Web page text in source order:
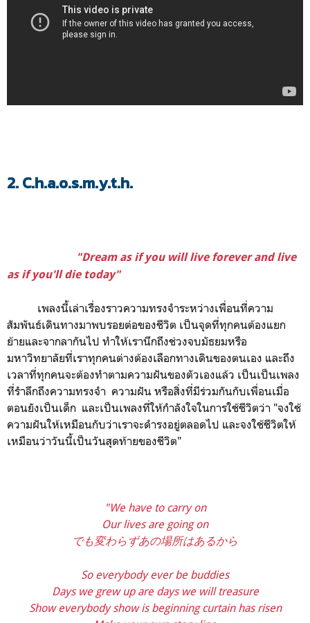
2. C.h.a.o.s.m.y.t.h.
"Dream as if you will live forever and live
as if you'll die today"
เพลงนี้เล่าเรื่องราวความทรงจำระหว่างเพื่อนที่ความ
สัมพันธ์เดินทางมาพบรอยต่อของชีวิต เป็นจุดที่ทุกคนต้องแยก
ย้ายและจากลากันไป ทำให้เรานึกถึงช่วงจบมัธยมหรือ
มหาวิทยาลัยที่เราทุกคนต่างต้องเลือกทางเดินของตนเอง และถึง
เวลาที่ทุกคนจะต้องทำตามความฝันของตัวเองแล้ว เป็นเป็นเพลง
ที่รำลึกถึงความทรงจำ ความฝัน หรือสิ่งที่มีร่วมกันกับเพื่อนเมื่อ
ตอนยังเป็นเด็ก และเป็นเพลงที่ให้กำลังใจในการใช้ชีวิตว่า "จงใช้
ความฝันให้เหมือนกับว่าเราจะดำรงอยู่ตลอดไป และจงใช้ชีวิตให้
เหมือนว่าวันนี้เป็นวันสุดท้ายของชีวิต"
"We have to carry on
Our lives are going on
でも変わらずあの場所はあるから
So everybody ever be buddies
Days we grew up are days we will treasure
Show everybody show is beginning curtain has risen